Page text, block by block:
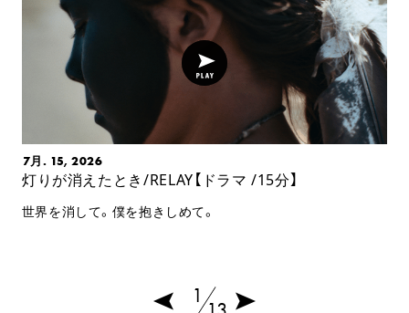
7月. 15, 2026
灯りが消えたとき/RELAY【ドラマ /15分】
世界を消して。僕を抱きしめて。
1